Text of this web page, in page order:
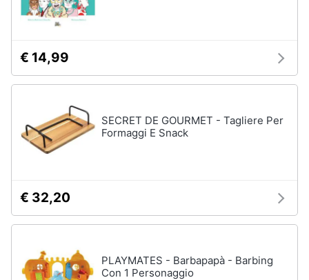
€ 14,99
SECRET DE GOURMET - Tagliere Per
Formaggi E Snack
€ 32,20
PLAYMATES - Barbapapà - Barbing
Con 1 Personaggio